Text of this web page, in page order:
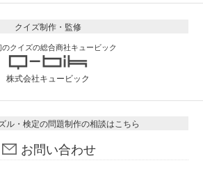
クイズ制作・監修
のクイズの総合商社キュービック
株式会社キュービック
ル・検定の問題制作の相談はこちら
お問い合わせ